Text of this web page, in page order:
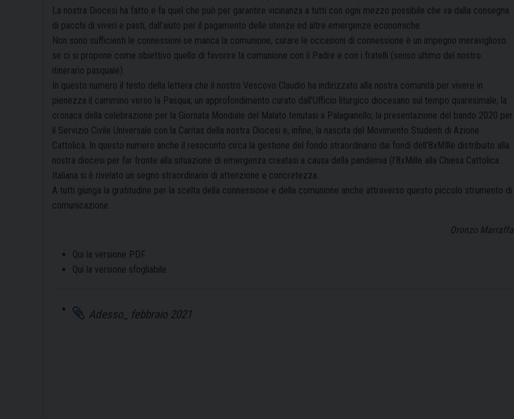
La nostra Diocesi ha fatto e fa quel che può per garantire vicinanza a tutti con ogni mezzo possibile che va dalla consegna
di pacchi di viveri e pasti, dall’aiuto per il pagamento delle utenze ed altre emergenze economiche.
Non sono sufficienti le connessioni se manca la comunione; curare le occasioni di connessione è un impegno meraviglioso
se ci si propone come obiettivo quello di favorire la comunione con il Padre e con i fratelli (senso ultimo del nostro
itinerario pasquale).
In questo numero il testo della lettera che il nostro Vescovo Claudio ha indirizzato alla nostra comunità per vivere in
pienezza il cammino verso la Pasqua; un approfondimento curato dall’Ufficio liturgico diocesano sul tempo quaresimale; la
cronaca della celebrazione per la Giornata Mondiale del Malato tenutasi a Palagianello; la presentazione del bando 2020 per
il Servizio Civile Universale con la Caritas della nostra Diocesi e, infine, la nascita del Movimento Studenti di Azione
Cattolica. In questo numero anche il resoconto circa la gestione del fondo straordinario dai fondi dell’8xMIlle distribuito alla
nostra diocesi per far fronte alla situazione di emergenza creatasi a causa della pandemia (l’8xMille alla Chiesa Cattolica
Italiana si è rivelato un segno straordinario di attenzione e concretezza.
A tutti giunga la gratitudine per la scelta della connessione e della comunione anche attraverso questo piccolo strumento di
comunicazione.
Oronzo Marraffa
Qui la versione PDF
Qui la versione sfogliabile
Adesso_ febbraio 2021